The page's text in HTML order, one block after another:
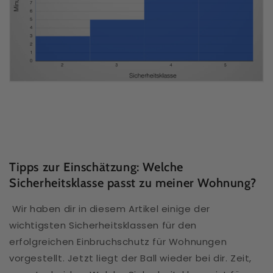
Tipps zur Einschätzung: Welche
Sicherheitsklasse passt zu meiner Wohnung?
Wir haben dir in diesem Artikel einige der
wichtigsten Sicherheitsklassen für den
erfolgreichen Einbruchschutz für Wohnungen
vorgestellt. Jetzt liegt der Ball wieder bei dir. Zeit,